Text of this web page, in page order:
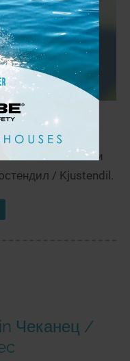
70,5 km
Nähe von Рилски
/ Kjustendil.
Чеканец /